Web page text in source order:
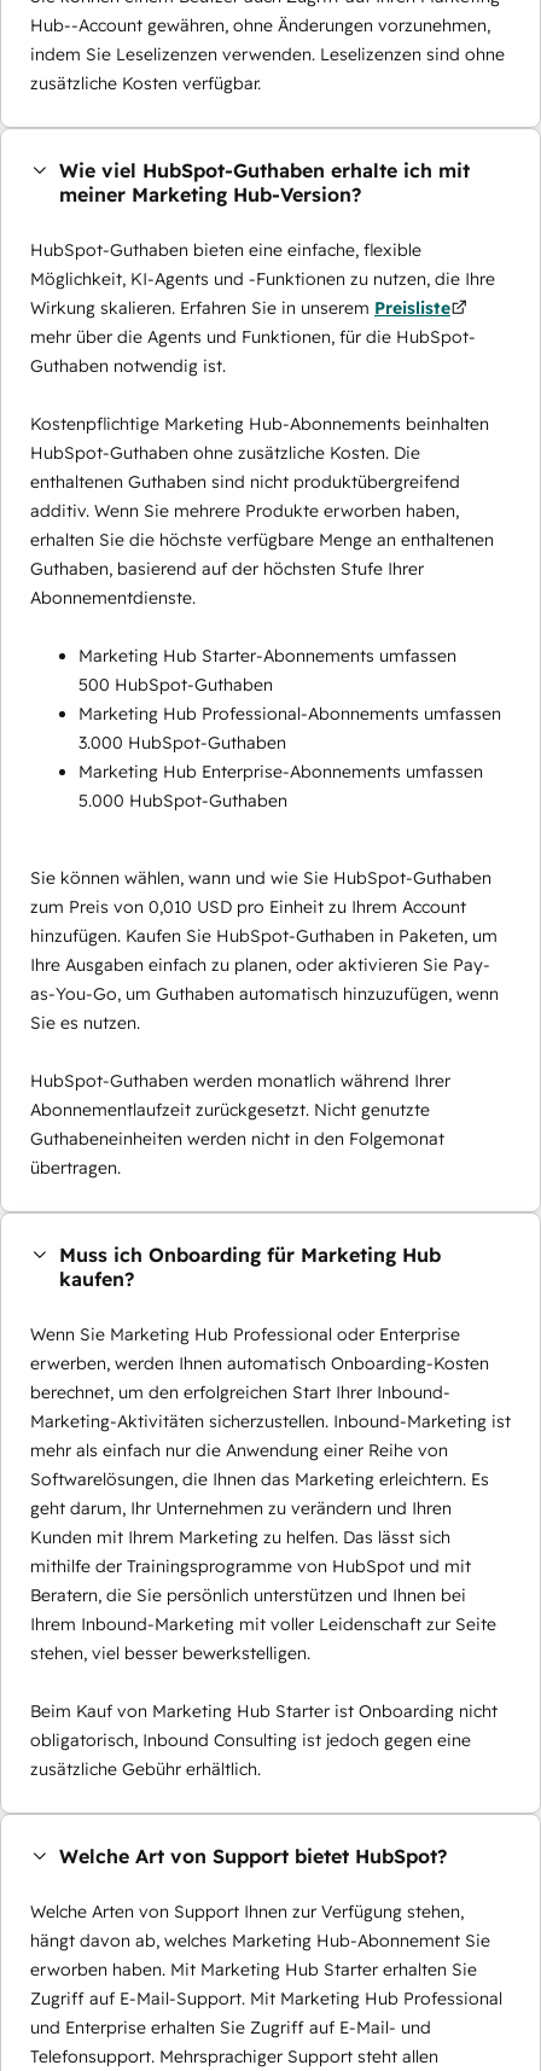
Hub--Account gewähren, ohne Änderungen vorzunehmen,
indem Sie Leselizenzen verwenden. Leselizenzen sind ohne
zusätzliche Kosten verfügbar.
Wie viel HubSpot-Guthaben erhalte ich mit
meiner Marketing Hub-Version?
HubSpot-Guthaben bieten eine einfache, flexible
Möglichkeit, KI-Agents und -Funktionen zu nutzen, die Ihre
Wirkung skalieren. Erfahren Sie in unserem Preisliste
mehr über die Agents und Funktionen, für die HubSpot-
Guthaben notwendig ist.
Kostenpflichtige Marketing Hub-Abonnements beinhalten
HubSpot-Guthaben ohne zusätzliche Kosten. Die
enthaltenen Guthaben sind nicht produktübergreifend
additiv. Wenn Sie mehrere Produkte erworben haben,
erhalten Sie die höchste verfügbare Menge an enthaltenen
Guthaben, basierend auf der höchsten Stufe Ihrer
Abonnementdienste.
Marketing Hub Starter-Abonnements umfassen
500 HubSpot-Guthaben
Marketing Hub Professional-Abonnements umfassen
3.000 HubSpot-Guthaben
Marketing Hub Enterprise-Abonnements umfassen
5.000 HubSpot-Guthaben
Sie können wählen, wann und wie Sie HubSpot-Guthaben
zum Preis von 0,010 USD pro Einheit zu Ihrem Account
hinzufügen. Kaufen Sie HubSpot-Guthaben in Paketen, um
Ihre Ausgaben einfach zu planen, oder aktivieren Sie Pay-
as-You-Go, um Guthaben automatisch hinzuzufügen, wenn
Sie es nutzen.
HubSpot-Guthaben werden monatlich während Ihrer
Abonnementlaufzeit zurückgesetzt. Nicht genutzte
Guthabeneinheiten werden nicht in den Folgemonat
übertragen.
Muss ich Onboarding für Marketing Hub
kaufen?
Wenn Sie Marketing Hub Professional oder Enterprise
erwerben, werden Ihnen automatisch Onboarding-Kosten
berechnet, um den erfolgreichen Start Ihrer Inbound-
Marketing-Aktivitäten sicherzustellen. Inbound-Marketing ist
mehr als einfach nur die Anwendung einer Reihe von
Softwarelösungen, die Ihnen das Marketing erleichtern. Es
geht darum, Ihr Unternehmen zu verändern und Ihren
Kunden mit Ihrem Marketing zu helfen. Das lässt sich
mithilfe der Trainingsprogramme von HubSpot und mit
Beratern, die Sie persönlich unterstützen und Ihnen bei
Ihrem Inbound-Marketing mit voller Leidenschaft zur Seite
stehen, viel besser bewerkstelligen.
Beim Kauf von Marketing Hub Starter ist Onboarding nicht
obligatorisch, Inbound Consulting ist jedoch gegen eine
zusätzliche Gebühr erhältlich.
Welche Art von Support bietet HubSpot?
Welche Arten von Support Ihnen zur Verfügung stehen,
hängt davon ab, welches Marketing Hub-Abonnement Sie
erworben haben. Mit Marketing Hub Starter erhalten Sie
Zugriff auf E-Mail-Support. Mit Marketing Hub Professional
und Enterprise erhalten Sie Zugriff auf E-Mail- und
Telefonsupport. Mehrsprachiger Support steht allen